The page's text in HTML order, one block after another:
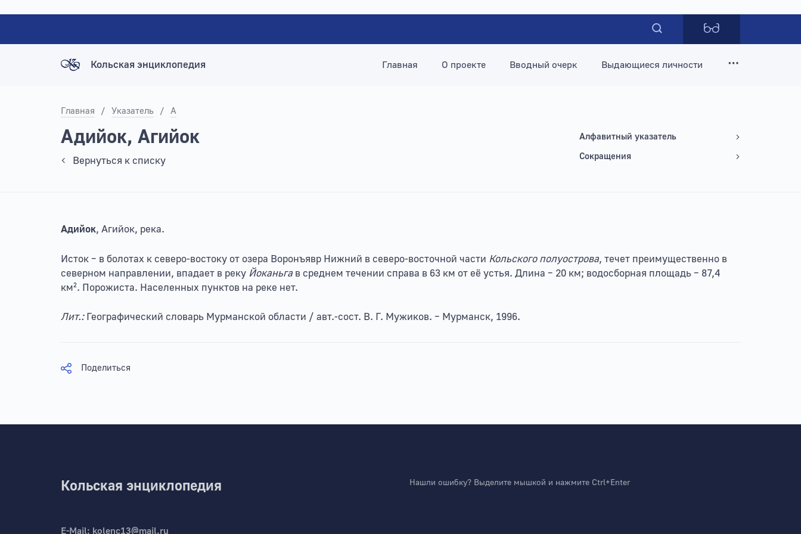
Кольская энциклопедия Главная О проекте Вводный очерк Выдающиеся личности
Главная / Указатель / А
Адийок, Агийок
Вернуться к списку
Алфавитный указатель
Сокращения
Адийок, Агийок, река.
Исток – в болотах к северо-востоку от озера Воронъявр Нижний в северо-восточной части Кольского полуострова, течет преимущественно в
северном направлении, впадает в реку Йоканьга в среднем течении справа в 63 км от её устья. Длина – 20 км; водосборная площадь – 87,4
км². Порожиста. Населенных пунктов на реке нет.
Лит.:Географический словарь Мурманской области / авт.-сост. В. Г. Мужиков. – Мурманск, 1996.
Поделиться
Кольская энциклопедия
E-Mail: kolenc13@mail.ru
Нашли ошибку? Выделите мышкой и нажмите Ctrl+Enter